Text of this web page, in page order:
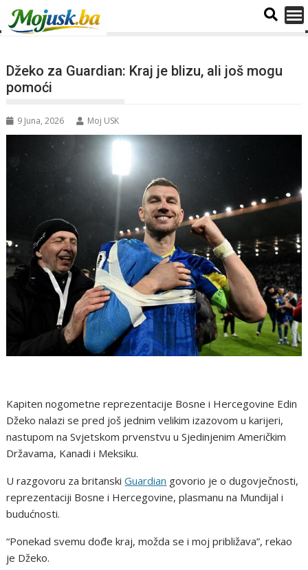
Džeko za Guardian: Kraj je blizu, ali još mogu
pomoći
9 Juna, 2026 Moj USK
Kapiten nogometne reprezentacije Bosne i Hercegovine Edin
Džeko nalazi se pred još jednim velikim izazovom u karijeri,
nastupom na Svjetskom prvenstvu u Sjedinjenim Američkim
Državama, Kanadi i Meksiku.
U razgovoru za britanskiGuardian govorio je o dugovječnosti,
reprezentaciji Bosne i Hercegovine, plasmanu na Mundijal i
budućnosti.
“Ponekad svemu dođe kraj, možda se i moj približava”, rekao
je Džeko.